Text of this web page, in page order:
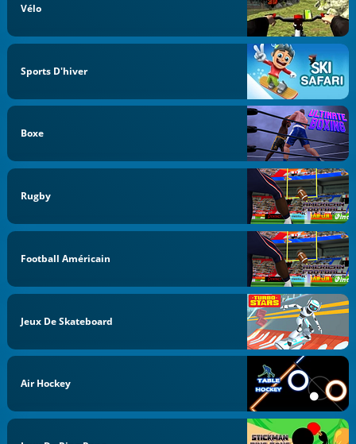
Vélo
Sports D'hiver
Boxe
Rugby
Football Américain
Jeux De Skateboard
Air Hockey